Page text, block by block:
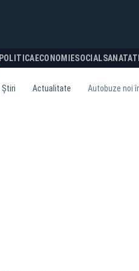
POLITICA ECONOMIESOCIAL
Știri Actualitate Autobuze noi